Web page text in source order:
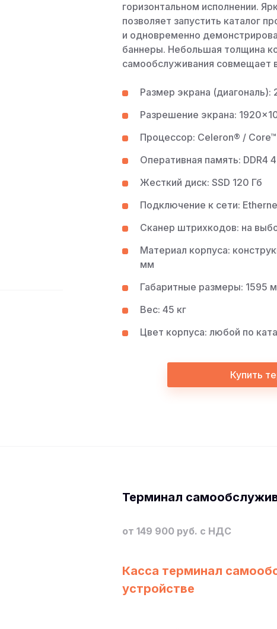
горизонтальном исполнении.
позволяет запустить каталог
и одновременно
баннеры. Небольшая толщина
самообслуживания совмещает
Размер экрана (диагональ):
Разрешение экрана:
Процессор: Celeron® /
Оперативная память: DDR4
Жесткий диск: SSD 120 Гб
Подключение к сети:
Сканер штрихкодов: на
Материал корпуса:
мм
Габаритные размеры: 1595
Вес: 45 кг
Цвет корпуса: любой по
Купить
Терминал
от 149 900 руб. с НДС
Касса терминал
устройстве